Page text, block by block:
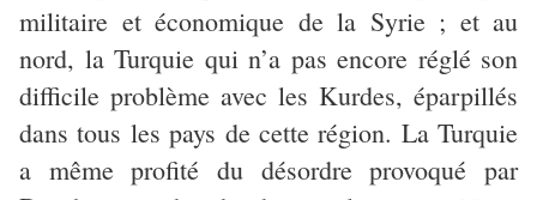
militaire et économique de la Syrie ; et au
nord, la Turquie qui n’a pas encore réglé son
difficile problème avec les Kurdes, éparpillés
dans tous les pays de cette région. La Turquie
a même profité du désordre provoqué par